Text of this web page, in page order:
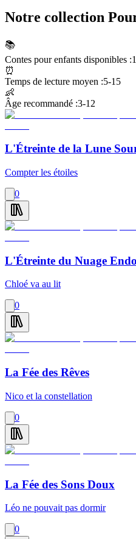
Notre collection
📚
Contes pour enfants disponibles :
⏰
Temps de lecture moyen :5-15
👶
Âge recommandé :3-12
L'Étreinte de la Lune
Compter les étoiles
0
L'Étreinte du Nuage
Chloé va au lit
0
La Fée des Rêves
Nico et la constellation
0
La Fée des Sons Doux
Léo ne pouvait pas dormir
0